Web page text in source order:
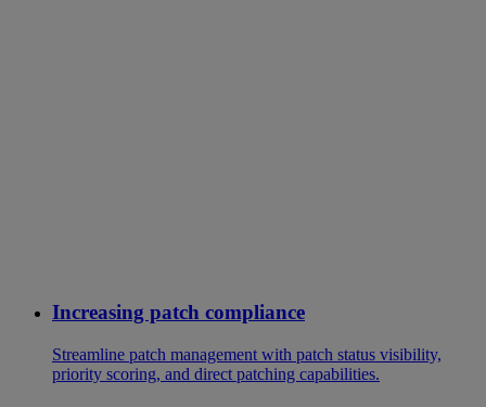
Increasing patch compliance
Streamline patch management with patch status visibility,
priority scoring, and direct patching capabilities.